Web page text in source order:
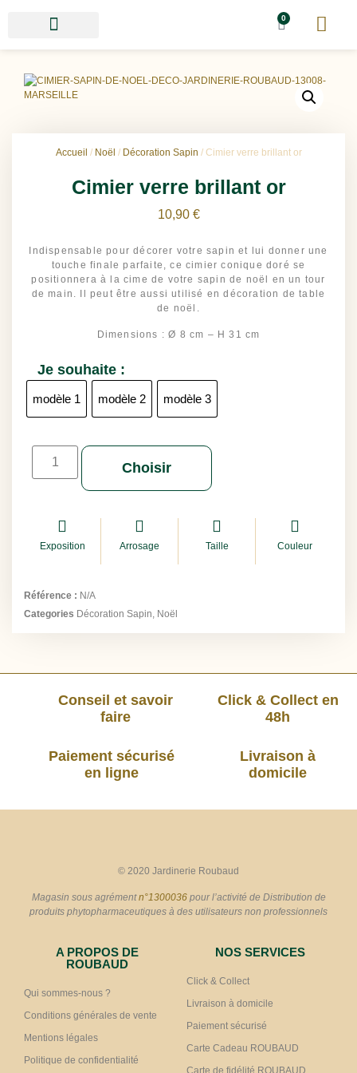
0
Accueil / Noël / Décoration Sapin / Cimier verre brillant or
Cimier verre brillant or
10,90 €
Indispensable pour décorer votre sapin et lui donner une
touche finale parfaite, ce cimier conique doré se
positionnera à la cime de votre sapin de noël en un tour
de main. Il peut être aussi utilisé en décoration de table
de noël.
Dimensions : Ø 8 cm – H 31 cm
Je souhaite :
modèle 1 modèle 2 modèle 3
Choisir
Exposition Arrosage Taille Couleur
Référence : N/A
Categories Décoration Sapin, Noël
Conseil et savoir
faire
Click & Collect en
48h
Paiement sécurisé
en ligne
Livraison à
domicile
© 2020 Jardinerie Roubaud
Magasin sous agrémentn°1300036pour l’activité de Distribution de
produits phytopharmaceutiques à des utilisateurs non professionnels
A PROPOS DE
ROUBAUD
Qui sommes-nous ?
Conditions générales de vente
Mentions légales
Politique de confidentialité
NOS SERVICES
Click & Collect
Livraison à domicile
Paiement sécurisé
Carte Cadeau ROUBAUD
Carte de fidélité ROUBAUD